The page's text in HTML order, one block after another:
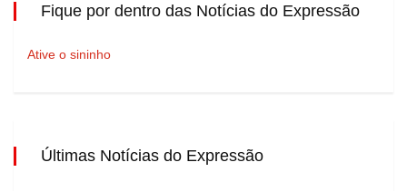
Fique por dentro das Notícias do Expressão
Ative o sininho
Últimas Notícias do Expressão